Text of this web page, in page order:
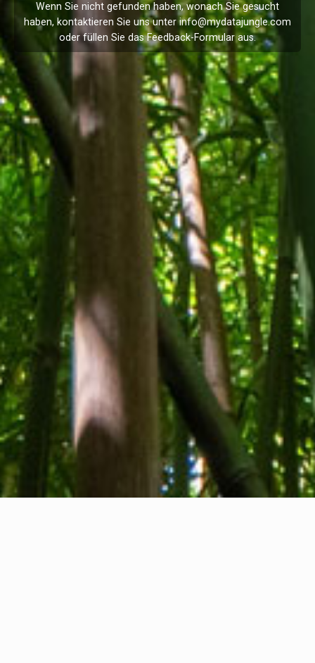
Wenn Sie nicht gefunden haben, wonach Sie gesucht
haben, kontaktieren Sie uns unterinfo@mydatajungle.com
oder füllen Sie dasFeedback-Formular aus.